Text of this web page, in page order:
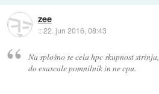
zee
::22. jun 2016, 08:43
Na splošno se cela hpc skupnost
do exascale pomnilnik in ne cpu.